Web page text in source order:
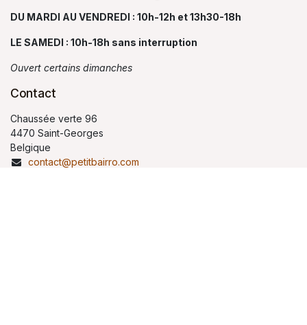
DU MARDI AU VENDREDI : 10h-12h et 13h30-18h
LE SAMEDI : 10h-18h sans interruption
Ouvert certains dimanches
Contact
Chaussée verte 96
4470 Saint-Georges
Belgique
contact@petitbairro.com